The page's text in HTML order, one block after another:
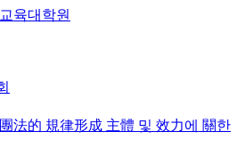
육대학원
法的 規律形成 主體 및 效力에 關한